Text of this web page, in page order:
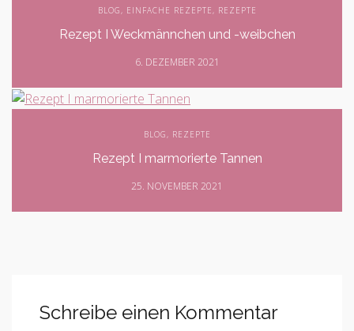
BLOG, EINFACHE REZEPTE, REZEPTE
Rezept I Weckmännchen und -weibchen
6. DEZEMBER 2021
BLOG , REZEPTE
Rezept I marmorierte Tannen
25. NOVEMBER 2021
Schreibe einen Kommentar